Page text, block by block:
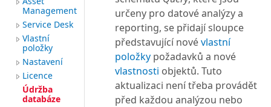
Management
Service Desk
Vlastní
položky
Nastavení
Licence
Údržba
databáze
určeny pro datové analýzy a
reporting, se přidají sloupce
představující novévlastní
položky požadavků a nové
vlastnosti objektů. Tuto
aktualizaci není třeba provádět
před každou analýzou nebo